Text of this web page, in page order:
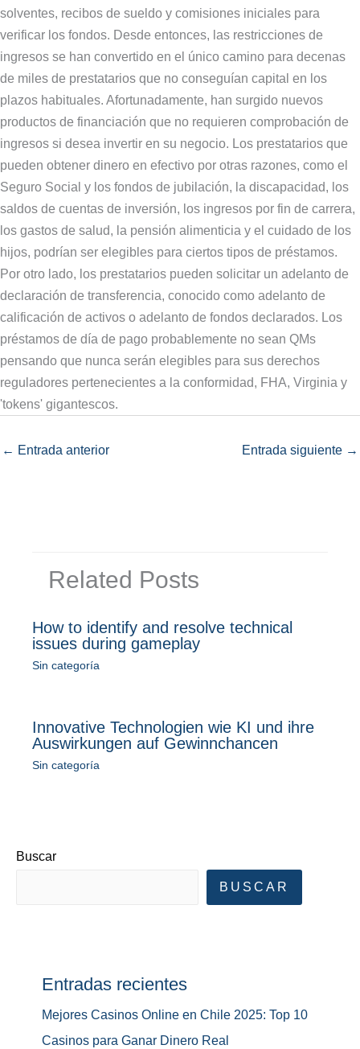
solventes, recibos de sueldo y comisiones iniciales para
verificar los fondos. Desde entonces, las restricciones de
ingresos se han convertido en el único camino para decenas
de miles de prestatarios que no conseguían capital en los
plazos habituales. Afortunadamente, han surgido nuevos
productos de financiación que no requieren comprobación de
ingresos si desea invertir en su negocio. Los prestatarios que
pueden obtener dinero en efectivo por otras razones, como el
Seguro Social y los fondos de jubilación, la discapacidad, los
saldos de cuentas de inversión, los ingresos por fin de carrera,
los gastos de salud, la pensión alimenticia y el cuidado de los
hijos, podrían ser elegibles para ciertos tipos de préstamos.
Por otro lado, los prestatarios pueden solicitar un adelanto de
declaración de transferencia, conocido como adelanto de
calificación de activos o adelanto de fondos declarados. Los
préstamos de día de pago probablemente no sean QMs
pensando que nunca serán elegibles para sus derechos
reguladores pertenecientes a la conformidad, FHA, Virginia y
'tokens' gigantescos.
← Entrada anterior Entrada siguiente →
Related Posts
How to identify and resolve technical
issues during gameplay
Sin categoría
Innovative Technologien wie KI und ihre
Auswirkungen auf Gewinnchancen
Sin categoría
Buscar
BUSCAR
Entradas recientes
Mejores Casinos Online en Chile 2025: Top 10
Casinos para Ganar Dinero Real